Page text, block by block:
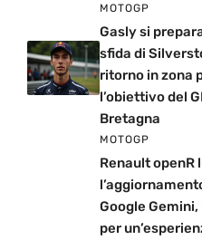
MOTOGP
Gasly si
sfida di
ritorno in zona
l’obiettivo del
Bretagna
MOTOGP
Renault openR
Google Gemini,
per